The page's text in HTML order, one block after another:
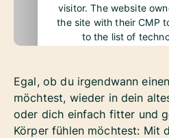
visitor. The website
the site with their CMP
to the list of
Egal, ob du irgendwann
möchtest, wieder in dein
oder dich einfach fitter und
Körper fühlen möchtest: Mit